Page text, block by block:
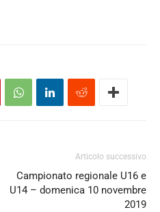
Articolo successivo
Campionato regionale U16 e
U14 – domenica 10 novembre
2019